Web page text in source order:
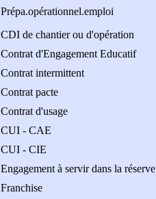
Prépa.opérationnel.emploi
CDI de chantier ou d'opération
Contrat d'Engagement Educatif
Contrat intermittent
Contrat pacte
Contrat d'usage
CUI - CAE
CUI - CIE
Engagement à servir dans la réserve
Franchise